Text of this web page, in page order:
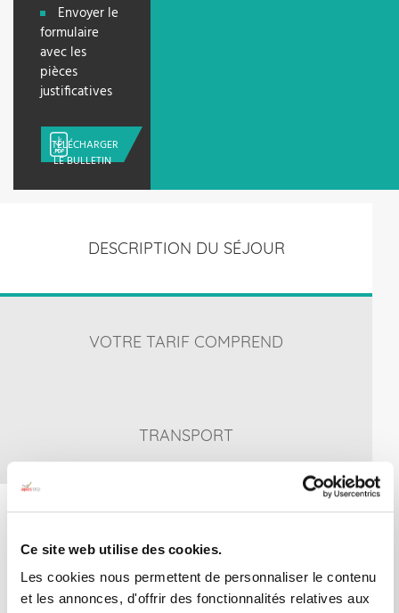
Ce site web utilise des cookies.
Les cookies nous permettent de personnaliser le contenu
et les annonces, d'offrir des fonctionnalités relatives aux
Envoyer le
formulaire
avec les
pièces
justificatives
TÉLÉCHARGER
LE BULLETIN
DESCRIPTION DU SÉJOUR
VOTRE TARIF COMPREND
TRANSPORT
ACTIVITÉS & PROGRAMME
10 sports au choix à l'inscription :